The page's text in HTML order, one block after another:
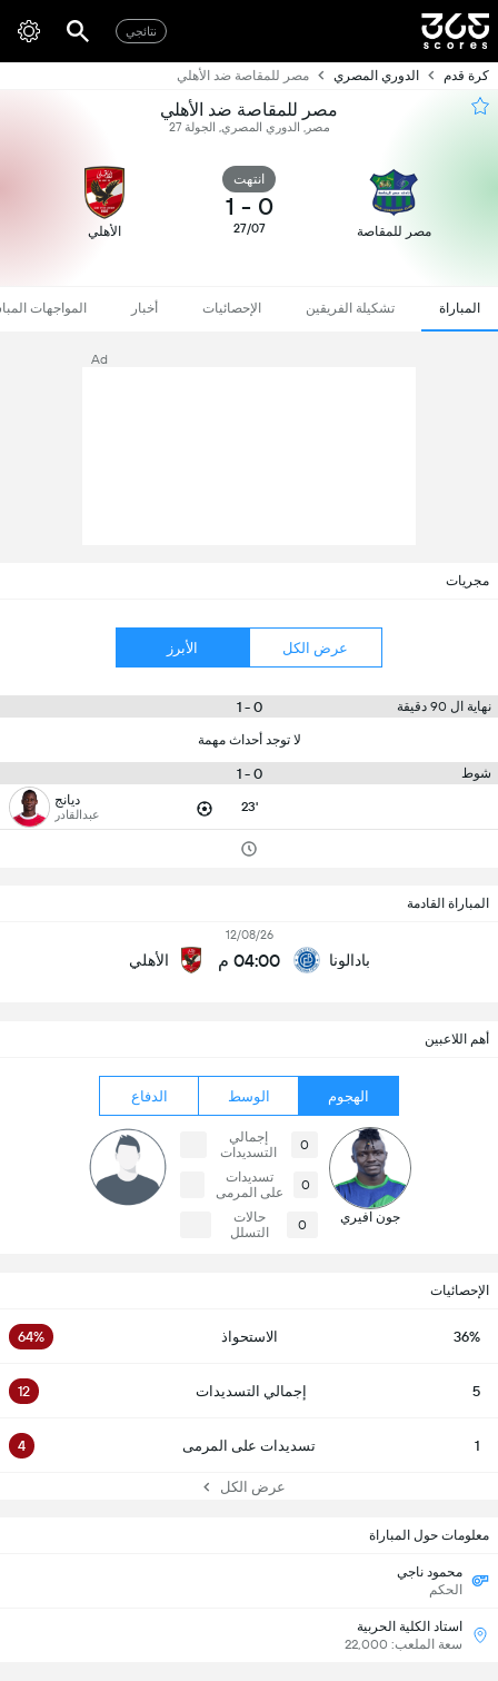
نتائجي
كرة قدم الدوري المصري مصر للمقاصة ضد الأهلي
مصر للمقاصة ضد الأهلي
مصر, الدوري المصري, الجولة 27
مصر للمقاصة
انتهت
0
-
1
27/07 الأهلي
المباراة تشكيلة الفريقين الإحصائيات أخبار المواجهات
Ad
مجريات
عرض الكل الأبرز
نهاية ال 90 دقيقة 0 - 1
لا توجد أحداث مهمة
شوط 0 - 1
23' ديانج
عبدالقادر
المباراة القادمة
بادالونا
12/08/26
04:00 م الأهلي
أهم اللاعبين
الهجوم الوسط الدفاع
جون افيري
0
إجمالي
التسديدات
0
تسديدات
على المرمى
0
حالات
التسلل
الإحصائيات
36% الاستحواذ 64%
5 إجمالي التسديدات 12
1 تسديدات على المرمى 4
عرض الكل
معلومات حول المباراة
محمود ناجي
الحكم
استاد الكلية الحربية
سعة الملعب: 22,000